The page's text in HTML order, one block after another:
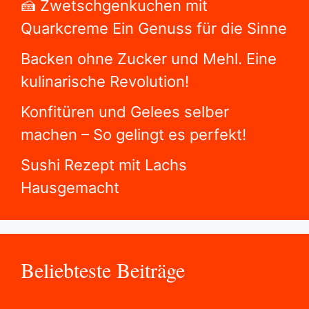
🍰 Zwetschgenkuchen mit
Quarkcreme Ein Genuss für die Sinne
Backen ohne Zucker und Mehl. Eine
kulinarische Revolution!
Konfitüren und Gelees selber
machen – So gelingt es perfekt!
Sushi Rezept mit Lachs
Hausgemacht
Beliebteste Beiträge